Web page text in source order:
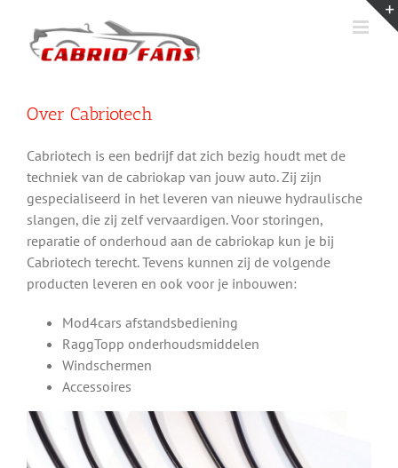
inhoud
Over Cabriotech
Cabriotech is een bedrijf dat zich bezig houdt met de
techniek van de cabriokap van jouw auto. Zij zijn
gespecialiseerd in het leveren van nieuwe hydraulische
slangen, die zij zelf vervaardigen. Voor storingen,
reparatie of onderhoud aan de cabriokap kun je bij
Cabriotech terecht. Tevens kunnen zij de volgende
producten leveren en ook voor je inbouwen:
Mod4cars afstandsbediening
RaggTopp onderhoudsmiddelen
Windschermen
Accessoires